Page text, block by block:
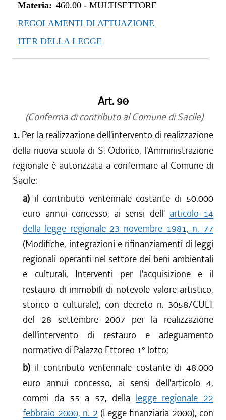
Materia: 460.00- MULTISETTORE
REGOLAMENTI DI ATTUAZIONE
ITER DELLA LEGGE
Art. 90
(Conferma di contributo al Comune di Sacile)
1. Per la realizzazione dell'intervento di realizzazione
della nuova scuola di S. Odorico, l'Amministrazione
regionale è autorizzata a confermare al Comune di
Sacile:
a) il contributo ventennale costante di 50.000
euro annui concesso, ai sensi dell' articolo 14
della legge regionale 23 novembre 1981, n. 77
(Modifiche, integrazioni e rifinanziamenti di leggi
regionali operanti nel settore dei beni ambientali
e culturali, Interventi per l'acquisizione e il
restauro di immobili di notevole valore artistico,
storico o culturale), con decreto n. 3058/CULT
del 28 settembre 2007 per la realizzazione
dell'intervento di restauro e adeguamento
normativo di Palazzo Ettoreo 1° lotto;
b) il contributo ventennale costante di 48.000
euro annui concesso, ai sensi dell'articolo 4,
commi da 55 a 57, della legge regionale 22
febbraio 2000, n. 2 (Legge finanziaria 2000), con